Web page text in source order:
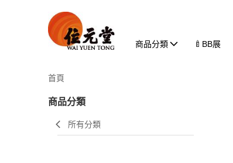
商品分類 🍼BB展
首頁
商品分類
所有分類